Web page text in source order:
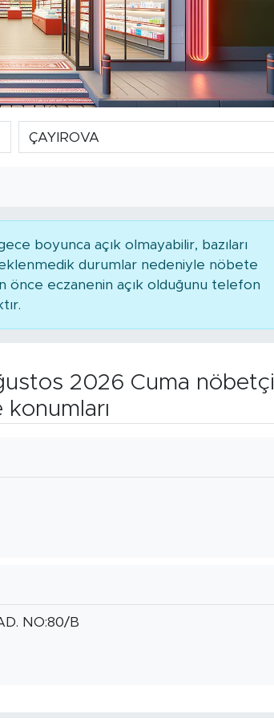
boyunca açık olmayabilir, bazıları
durumlar nedeniyle nöbete
önce eczanenin açık olduğunu telefon
2026 Cuma nöbetçi
NO:80/B